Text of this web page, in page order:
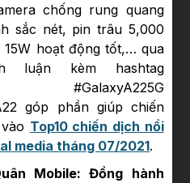
chống rung quang
sắc nét, pin trâu 5,000
15W hoạt động tốt,… qua
luận kèm hashtag
#GalaxyA225G
góp phần giúp chiến
Top10 chiến dịch nổi
media tháng 07/2021.
Mobile: Đồng hành